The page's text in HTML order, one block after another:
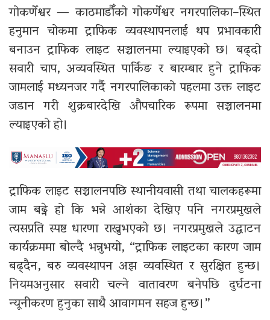
गोकर्णेश्वर — काठमाडौँको गोकर्णेश्वर नगरपालिका–स्थित
हनुमान चोकमा ट्राफिक व्यवस्थापनलाई थप प्रभावकारी
बनाउन ट्राफिक लाइट सञ्चालनमा ल्याइएको छ। बढ्दो
सवारी चाप, अव्यवस्थित पार्किङ र बारम्बार हुने ट्राफिक
जामलाई मध्यनजर गर्दै नगरपालिकाको पहलमा उक्त लाइट
जडान गरी शुक्रबारदेखि औपचारिक रूपमा सञ्चालनमा
ल्याइएको हो।
ट्राफिक लाइट सञ्चालनपछि स्थानीयवासी तथा चालकहरूमा
जाम बढ्ने हो कि भन्ने आशंका देखिए पनि नगरप्रमुखले
त्यसप्रति स्पष्ट धारणा राख्नुभएको छ। नगरप्रमुखले उद्घाटन
कार्यक्रममा बोल्दै भन्नुभयो, “ट्राफिक लाइटका कारण जाम
बढ्दैन, बरु व्यवस्थापन अझ व्यवस्थित र सुरक्षित हुन्छ।
नियमअनुसार सवारी चल्ने वातावरण बनेपछि दुर्घटना
न्यूनीकरण हुनुका साथै आवागमन सहज हुन्छ।”